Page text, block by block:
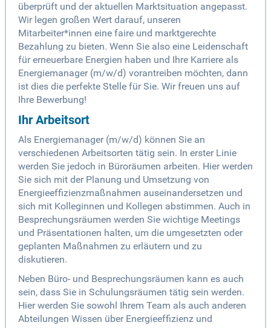
überprüft und der aktuellen Marktsituation angepasst.
Wir legen großen Wert darauf, unseren
Mitarbeiter*innen eine faire und marktgerechte
Bezahlung zu bieten. Wenn Sie also eine Leidenschaft
für erneuerbare Energien haben und Ihre Karriere als
Energiemanager (m/w/d) vorantreiben möchten, dann
ist dies die perfekte Stelle für Sie. Wir freuen uns auf
Ihre Bewerbung!
Ihr Arbeitsort
Als Energiemanager (m/w/d) können Sie an
verschiedenen Arbeitsorten tätig sein. In erster Linie
werden Sie jedoch in Büroräumen arbeiten. Hier werden
Sie sich mit der Planung und Umsetzung von
Energieeffizienzmaßnahmen auseinandersetzen und
sich mit Kolleginnen und Kollegen abstimmen. Auch in
Besprechungsräumen werden Sie wichtige Meetings
und Präsentationen halten, um die umgesetzten oder
geplanten Maßnahmen zu erläutern und zu
diskutieren.
Neben Büro- und Besprechungsräumen kann es auch
sein, dass Sie in Schulungsräumen tätig sein werden.
Hier werden Sie sowohl Ihrem Team als auch anderen
Abteilungen Wissen über Energieeffizienz und